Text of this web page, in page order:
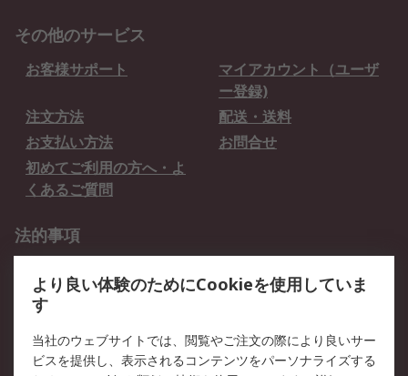
その他のサービス
お客様サポート
マイアカウント（ユーザ
ー登録)
注文方法
配送・送料
お支払い方法
お問合せ
初めてご利用の方へ・よ
くあるご質問
法的事項
クッキーポリシー
RSについて
より良い体験のためにCookieを使用していま
す
当社のウェブサイトでは、閲覧やご注文の際により良いサー
ビスを提供し、表示されるコンテンツをパーソナライズする